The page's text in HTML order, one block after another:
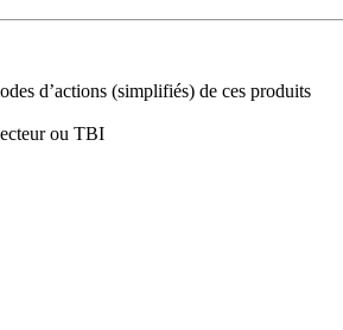
d’actions (simplifiés) de ces produits
ou TBI